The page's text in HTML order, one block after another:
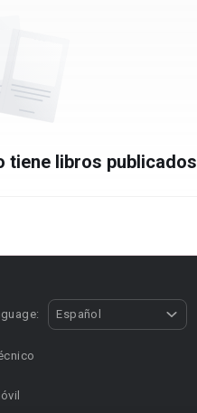
tiene libros publicados
Español